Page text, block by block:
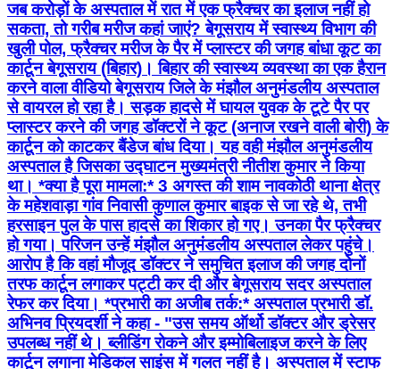
जब करोड़ों के अस्पताल में रात में एक फ्रैक्चर का इलाज नहीं हो
सकता, तो गरीब मरीज कहां जाएं? बेगूसराय में स्वास्थ्य विभाग की
खुली पोल, फ्रैक्चर मरीज के पैर में प्लास्टर की जगह बांधा कूट का
कार्टून बेगूसराय (बिहार)। बिहार की स्वास्थ्य व्यवस्था का एक हैरान
करने वाला वीडियो बेगूसराय जिले के मंझौल अनुमंडलीय अस्पताल
से वायरल हो रहा है। सड़क हादसे में घायल युवक के टूटे पैर पर
प्लास्टर करने की जगह डॉक्टरों ने कूट (अनाज रखने वाली बोरी) के
कार्टून को काटकर बैंडेज बांध दिया। यह वही मंझौल अनुमंडलीय
अस्पताल है जिसका उद्घाटन मुख्यमंत्री नीतीश कुमार ने किया
था। *क्या है पूरा मामला:* 3 अगस्त की शाम नावकोठी थाना क्षेत्र
के महेशवाड़ा गांव निवासी कुणाल कुमार बाइक से जा रहे थे, तभी
हरसाइन पुल के पास हादसे का शिकार हो गए। उनका पैर फ्रैक्चर
हो गया। परिजन उन्हें मंझौल अनुमंडलीय अस्पताल लेकर पहुंचे।
आरोप है कि वहां मौजूद डॉक्टर ने समुचित इलाज की जगह दोनों
तरफ कार्टून लगाकर पट्टी कर दी और बेगूसराय सदर अस्पताल
रेफर कर दिया। *प्रभारी का अजीब तर्क:* अस्पताल प्रभारी डॉ.
अभिनव प्रियदर्शी ने कहा - "उस समय ऑर्थो डॉक्टर और ड्रेसर
उपलब्ध नहीं थे। ब्लीडिंग रोकने और इम्मोबिलाइज करने के लिए
कार्टून लगाना मेडिकल साइंस में गलत नहीं है। अस्पताल में स्टाफ